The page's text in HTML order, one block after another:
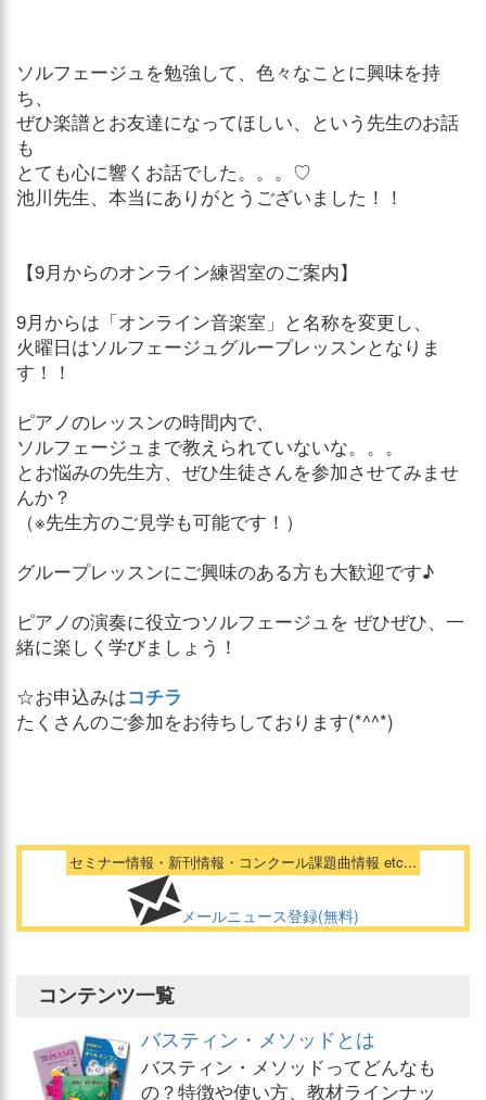
ソルフェージュを勉強して、色々なことに興味を持
ち、
ぜひ楽譜とお友達になってほしい、という先生のお話
も
とても心に響くお話でした。。。♡
池川先生、本当にありがとうございました！！
【9月からのオンライン練習室のご案内】
9月からは「オンライン音楽室」と名称を変更し、
火曜日はソルフェージュグループレッスンとなりま
す！！
ピアノのレッスンの時間内で、
ソルフェージュまで教えられていないな。。。
とお悩みの先生方、ぜひ生徒さんを参加させてみませ
んか？
（※先生方のご見学も可能です！）
グループレッスンにご興味のある方も大歓迎です♪
ピアノの演奏に役立つソルフェージュを ぜひぜひ、一
緒に楽しく学びましょう！
☆お申込みはコチラ
たくさんのご参加をお待ちしております(*^^*)
セミナー情報・新刊情報・コンクール課題曲情報 etc...
メールニュース登録(無料)
コンテンツ一覧
バスティン・メソッドとは
バスティン・メソッドってどんなも
の？特徴や使い方、教材ラインナッ